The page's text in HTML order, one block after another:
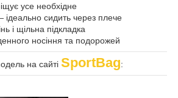
усе необхідне
сидить через плече
і щільна підкладка
носіння та подорожей
на сайті SportBag: